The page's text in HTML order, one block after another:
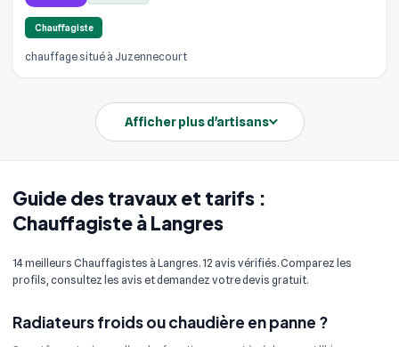
Guide des travaux et tarifs :
Chauffagiste à Langres
14 meilleurs Chauffagistes à Langres. 12 avis vérifiés. Comparez les
profils, consultez les avis et demandez votre devis gratuit.
Radiateurs froids ou chaudière en panne ?
Chauffagiste
chauffage situé à Juzennecourt
Afficher plus d'artisans